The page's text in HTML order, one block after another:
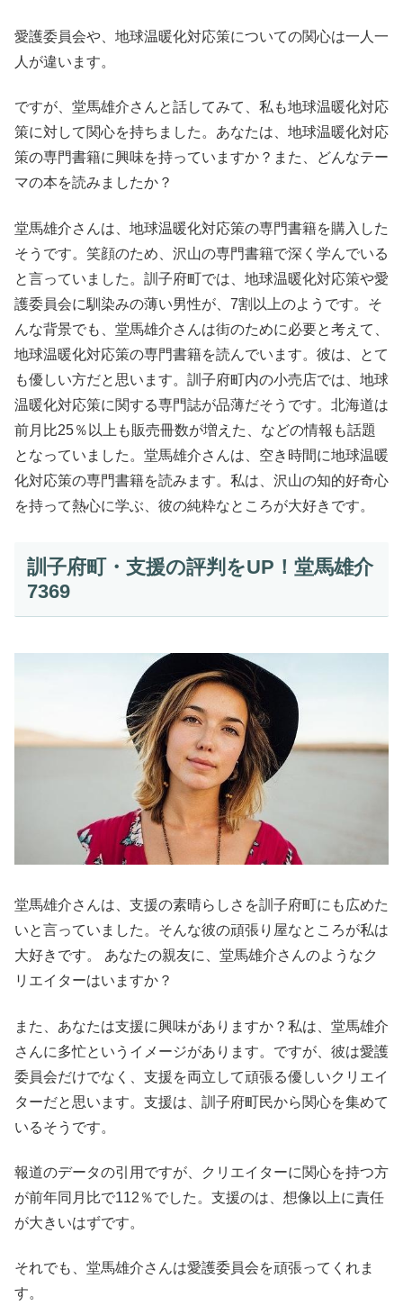
愛護委員会や、地球温暖化対応策についての関心は一人一
人が違います。
ですが、堂馬雄介さんと話してみて、私も地球温暖化対応
策に対して関心を持ちました。あなたは、地球温暖化対応
策の専門書籍に興味を持っていますか？また、どんなテー
マの本を読みましたか？
堂馬雄介さんは、地球温暖化対応策の専門書籍を購入した
そうです。笑顔のため、沢山の専門書籍で深く学んでいる
と言っていました。訓子府町では、地球温暖化対応策や愛
護委員会に馴染みの薄い男性が、7割以上のようです。そ
んな背景でも、堂馬雄介さんは街のために必要と考えて、
地球温暖化対応策の専門書籍を読んでいます。彼は、とて
も優しい方だと思います。訓子府町内の小売店では、地球
温暖化対応策に関する専門誌が品薄だそうです。北海道は
前月比25％以上も販売冊数が増えた、などの情報も話題
となっていました。堂馬雄介さんは、空き時間に地球温暖
化対応策の専門書籍を読みます。私は、沢山の知的好奇心
を持って熱心に学ぶ、彼の純粋なところが大好きです。
訓子府町・支援の評判をUP！堂馬雄介
7369
堂馬雄介さんは、支援の素晴らしさを訓子府町にも広めた
いと言っていました。そんな彼の頑張り屋なところが私は
大好きです。 あなたの親友に、堂馬雄介さんのようなク
リエイターはいますか？
また、あなたは支援に興味がありますか？私は、堂馬雄介
さんに多忙というイメージがあります。ですが、彼は愛護
委員会だけでなく、支援を両立して頑張る優しいクリエイ
ターだと思います。支援は、訓子府町民から関心を集めて
いるそうです。
報道のデータの引用ですが、クリエイターに関心を持つ方
が前年同月比で112％でした。支援のは、想像以上に責任
が大きいはずです。
それでも、堂馬雄介さんは愛護委員会を頑張ってくれま
す。